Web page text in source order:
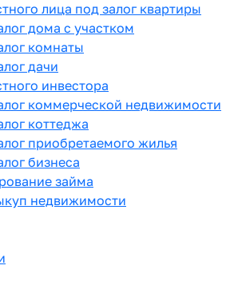
лица под залог квартиры
дома с участком
комнаты
дачи
инвестора
коммерческой недвижимости
коттеджа
приобретаемого жилья
бизнеса
займа
недвижимости